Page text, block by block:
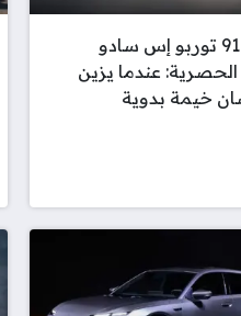
بورش 911 توربو إس سادو
عندما يزين